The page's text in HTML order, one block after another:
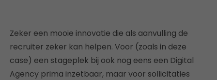
Zeker een mooie innovatie die als aanvulling de
recruiter zeker kan helpen. Voor (zoals in deze
case) een stageplek bij ook nog eens een Digital
Agency prima inzetbaar, maar voor sollicitaties